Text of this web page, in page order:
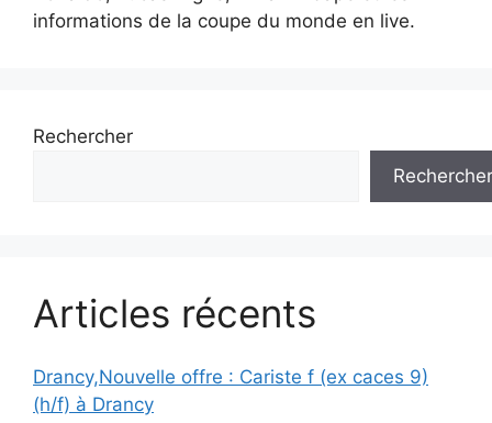
informations de la coupe du monde en live.
Rechercher
Rechercher
Articles récents
Drancy,Nouvelle offre : Cariste f (ex caces 9)
(h/f) à Drancy